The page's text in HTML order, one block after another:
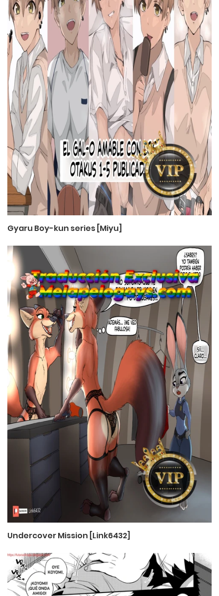
Gyaru Boy-kun series [Miyu]
Undercover Mission [Link6432]